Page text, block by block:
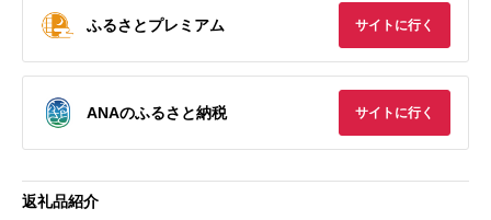
ふるさとプレミアム サイトに行く
ANAのふるさと納税 サイトに行く
返礼品紹介